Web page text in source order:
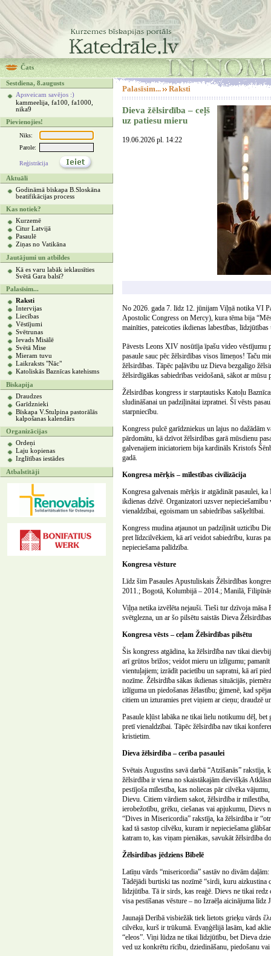
Čats
Sestdiena, 8.augusts
Apsveicam savējos :)
kammeelija, fa100, fa1000,
nika9
Pievienojies!
Niks:
Parole:
Reģistrācija
Aktuāli
Godināmā bīskapa B.Sloskāna
beatifikācijas process
Kas notiek?
Kurzemē
Citur Latvijā
Pasaulē
Ziņas no Vatikāna
Jautājumi un atbildes
Kā es varu labāk ieklausīties
Svētā Gara balsī?
Palasīsim...
Raksti
Intervijas
Liecības
Vēstījumi
Svētrunas
Ievads Misālē
Svētā Mise
Mieram tuvu
Laikraksts "Nāc"
Katoliskās Baznīcas katehisms
Bīskapija
Draudzes
Garīdznieki
Bīskapa V.Stulpina pastorālās
kalpošanas kalendārs
Organizācijas
Ordeņi
Laju kopienas
Izglītības iestādes
Atbalstītāji
Palasīsim... Raksti
Dieva žēlsirdība – ceļš
uz patiesu mieru
19.06.2026 pl. 14:22
No 2026. gada 7. līdz 12. jūnijam Viļņā notika VI
Apostolic Congress on Mercy), kura tēma bija
mainīties, pateicoties ikdienas labestības,
Pāvests Leons XIV nosūtīja īpašu video vēstījumu
pasaule sauc pēc žēlsirdības visos līmeņos! Taču
žēlsirdības. Tāpēc paļāvību uz Dieva bezgalīgo
žēlsirdīgākas sabiedrības veidošanā, sākot ar mūsu
Žēlsirdības kongress ir starptautisks Katoļu
sludināšanai un padziļinātai izpratnei. Šī vēsts
starpniecību.
Kongress pulcē garīdzniekus un lajus no
pārdomātu, kā dzīvot žēlsirdības garā mūsdienu
galvenajiem iniciatoriem bija kardināls Kristofs
gadā.
Kongresa mērķis – mīlestības civilizācija
Kongresa galvenais mērķis ir atgādināt pasaulei,
ikdienas dzīvē. Organizatori uzsver
vienaldzībai, egoismam un sabiedrības sašķeltībai.
Kongress mudina atjaunot un padziļināt uzticību
pret līdzcilvēkiem, kā arī veidot sabiedrību, kuras
nepieciešama palīdzība.
Kongresa vēsture
Līdz šim Pasaules Apustuliskais Žēlsirdības
2011.; Bogotā, Kolumbijā – 2014.; Manilā,
Viļņa netika izvēlēta nejauši. Tieši tur dzīvoja
svētglezna, un ar šo pilsētu saistās Dieva
Kongresa vēsts – ceļam Žēlsirdības pilsētu
Šis kongress atgādina, ka žēlsirdība nav tikai
arī grūtos brīžos; veidot mieru un izlīgumu;
vientuļajiem; izrādīt pacietību un sapratni, kā arī
nozīme. Žēlsirdība sākas ikdienas situācijās,
izlīguma un piedošanas žēlastību; ģimenē, kad
citiem un izturamies pret viņiem ar cieņu; draudzē
Pasaule kļūst labāka ne tikai lielu notikumu dēļ,
pretī vienaldzībai. Tāpēc žēlsirdība nav tikai
kristietim.
Dieva žēlsirdība – cerība pasaulei
Svētais Augustīns savā darbā “Atzīšanās”
žēlsirdība ir viena no skaistākajām dievišķās
pestījoša mīlestība, kas noliecas pār cilvēka
Dievu. Citiem vārdiem sakot, žēlsirdība ir
ierobežotību, grēku, ciešanas vai apjukumu, Dievs
“Dives in Misericordia” rakstīja, ka žēlsirdība ir
kad tā sastop cilvēku, kuram ir nepieciešama
katram to, kas viņam pienākas, savukāt žēlsirdība
Žēlsirdības jēdziens Bībelē
Latīņu vārds “misericordia” sastāv no divām
Tādējādi burtiski tas nozīmē “sirdi, kuru
līdzjūtība. Tā ir sirds, kas reaģē. Dievs ne tikai
visa pestīšanas vēsture – no Izraēļa aicinājuma
Jaunajā Derībā visbiežāk tiek lietots grieķu vārds
cilvēku, kurš ir trūkumā. Evaņģēlijā lasām, kad
“eleos”. Viņi lūdza ne tikai līdzjūtību, bet Dieva
ved uz konkrētu rīcību, dziedināšanu, piedošanu